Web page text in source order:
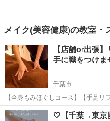
メイク(美容健康)の教室・
【店舗or出張
手に職をつけ
千葉市
【全身もみほぐしコース】【手足リ
イルリンパマッサージコース】【ヘ
未経験者でも一生ものの高技術が身に付く
千葉 千葉市 マッサージ
🤍【千葉→東京